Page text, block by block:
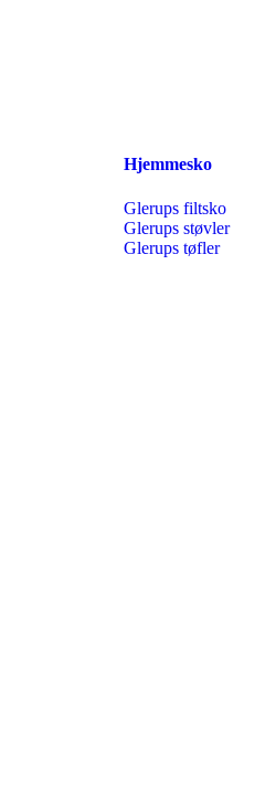
Hjemmesko
Glerups filtsko
Glerups støvler
Glerups tøfler